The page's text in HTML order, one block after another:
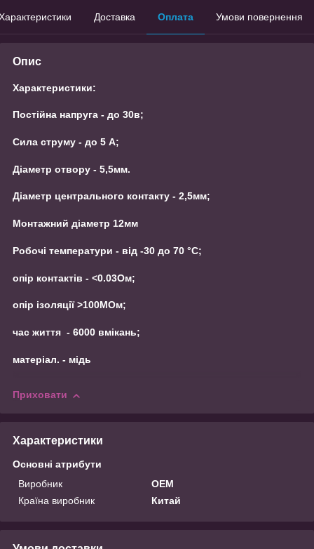
Доставка Оплата Умови повернення
Опис
Характеристики:
Постійна напруга - до 30в;
Сила струму - до 5 А;
Діаметр отвору - 5,5мм.
Діаметр центрального контакту - 2,5мм;
Монтажний діаметр 12мм
Робочі температури - від -30 до 70 °С;
опір контактів - <0.03Ом;
опір ізоляції >100МОм;
час життя - 6000 вмікань;
матеріал. - мідь
Приховати
Характеристики
Основні атрибути
Виробник
OEM
Країна виробник
Китай